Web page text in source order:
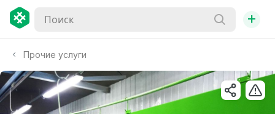
+
Прочие услуги